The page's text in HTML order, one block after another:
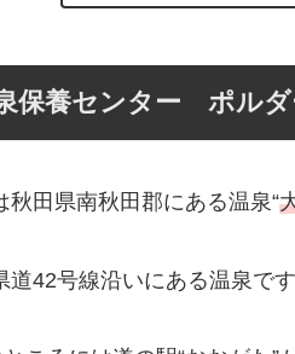
保養センター ポルダ
秋田県南秋田郡にある温泉“
42号線沿いにある温泉です